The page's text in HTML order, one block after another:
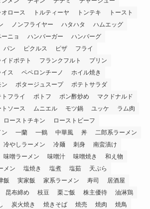
ロース トルティーヤ トンテキ
トースト
ノンフライヤー ハタハタ
ハムエッグ
ニョ ハンバーガー
ハンバーグ
パン ピクルス ピザ
フライ
イドポテト フランクフルト
プリン
ス ペペロンチーノ
ホイル焼き
ン ポタージュスープ
ポテトサラダ
フライ ポトフ ポン酢炒め
マクドナルド
トソース ムニエル モツ鍋 ユッケ
ラム肉
ローストチキン
ローストビーフ
ン 一蘭 一鶴 中華風 丼
二郎系ラーメン
冷やしラーメン 冷麺 刺身
南蛮漬け
味噌ラーメン 味噌汁 味噌焼き
和え物
メン 塩焼き 塩煮 塩茹
天ぷら
飯 実家飯 家系ラーメン 寿司
居酒屋
昆布締め 枝豆 栗ご飯 株主優待
油淋鶏
炭火焼き 焼きそば 焼売 焼肉
焼鳥